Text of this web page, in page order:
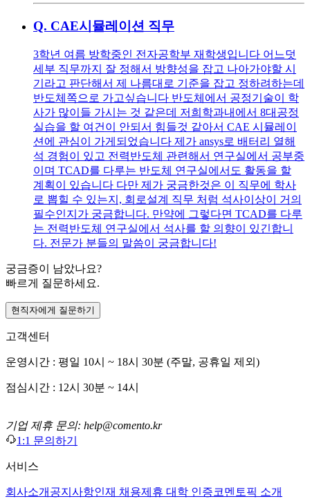
Q. CAE시뮬레이션 직무
3학년 여름 방학중인 전자공학부 재학생입니다 어느덧
세부 직무까지 잘 정해서 방향성을 잡고 나아가야할 시
기라고 판단해서 제 나름대로 기준을 잡고 정하려하는데
반도체쪽으로 가고싶습니다 반도체에서 공정기술이 학
사가 많이들 가시는 것 같은데 저희학과내에서 8대공정
실습을 할 여건이 안되서 힘들것 같아서 CAE 시뮬레이
션에 관심이 가게되었습니다 제가 ansys로 배터리 열해
석 경험이 있고 전력반도체 관련해서 연구실에서 공부중
이며 TCAD를 다루는 반도체 연구실에서도 활동을 할
계획이 있습니다 다만 제가 궁금한것은 이 직무에 학사
로 뽑힐 수 있는지, 회로설계 직무 처럼 석사이상이 거의
필수인지가 궁금합니다. 만약에 그렇다면 TCAD를 다루
는 전력반도체 연구실에서 석사를 할 의향이 있긴합니
다. 전문가 분들의 말씀이 궁금합니다!
궁금증이 남았나요?
빠르게 질문하세요.
현직자에게 질문하기
고객센터
운영시간 : 평일 10시 ~ 18시 30분 (주말, 공휴일 제외)
점심시간 : 12시 30분 ~ 14시
기업 제휴 문의: help@comento.kr
1:1 문의하기
서비스
회사소개 공지사항인재 채용제휴 대학 인증코멘토픽 소개